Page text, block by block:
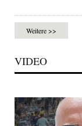
Weitere >>
VIDEO